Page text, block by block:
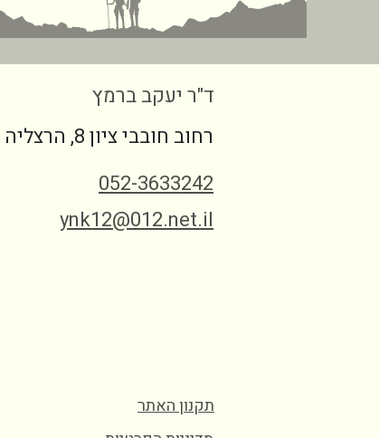
ד"ר יעקב ברמץ
רחוב חובבי ציון 8, הרצליה
052-3633242
ynk12@012.net.il
תקנון האתר